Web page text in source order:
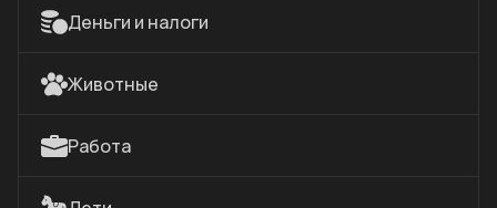
Деньги и налоги
Животные
Работа